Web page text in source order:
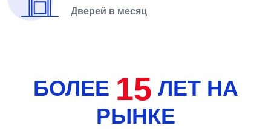
Дверей в месяц
БОЛЕЕ 15 ЛЕТ НА
РЫНКЕ